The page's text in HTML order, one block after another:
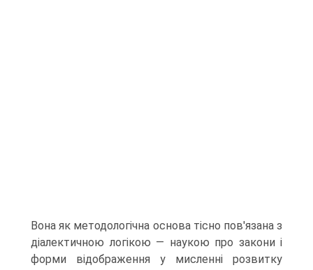
Вона як методологічна основа тісно пов'язана з
діалектичною логікою — наукою про закони і
форми відображення у мисленні розвитку